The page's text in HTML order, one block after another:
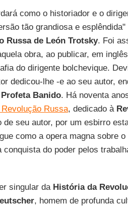
como o historiador e o
tão grandiosa e
Russa de León Trotsky. Foi
obra, ao publicar, em
do dirigente bolchevique.
dedicou-lhe -e ao seu autor,
Profeta Banido. Há noventa
Russa, dedicado à
de seu autor, por um esbirro
como a opera magna sobre
conquista do poder pelos
singular da História da
, homem de profunda